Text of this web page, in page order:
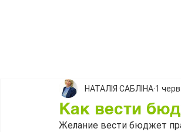
Как вести
НАТАЛІЯ САБЛІНА 1
Желание вести бюджет